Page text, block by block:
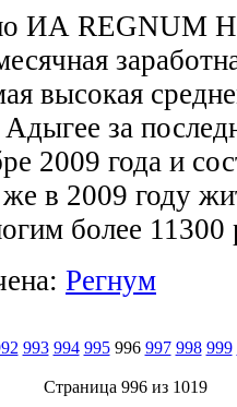
ИА REGNUM
высокая
Адыгее за
2009 года и
в 2009 году
более 11300
Регнум
993 994 995 996 997 998 999
Страница 996 из 1019